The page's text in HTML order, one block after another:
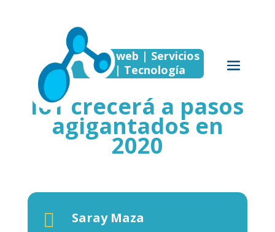
Página web | Servicios
web | Tecnología
IoT crecerá a pasos
agigantados en
2020
 Saray Maza